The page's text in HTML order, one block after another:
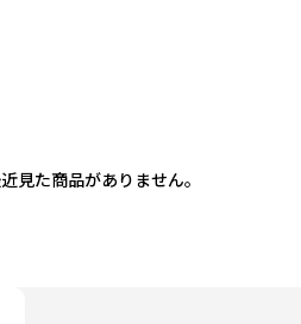
見た商品がありません。